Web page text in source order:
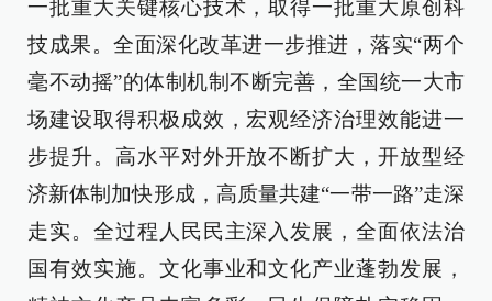
一批重大关键核心技术，取得一批重大原创科
技成果。全面深化改革进一步推进，落实“两个
毫不动摇”的体制机制不断完善，全国统一大市
场建设取得积极成效，宏观经济治理效能进一
步提升。高水平对外开放不断扩大，开放型经
济新体制加快形成，高质量共建“一带一路”走深
走实。全过程人民民主深入发展，全面依法治
国有效实施。文化事业和文化产业蓬勃发展，